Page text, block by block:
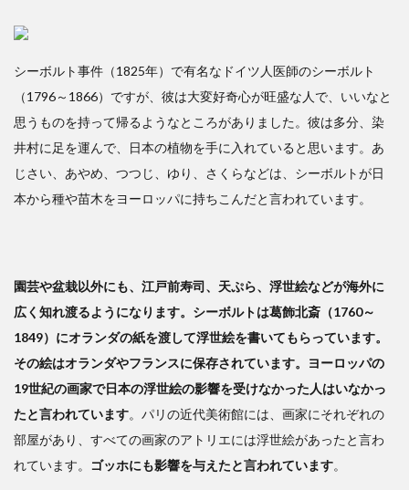
どの
成す
るか
面的
に考
シーボルト事件（1825年）で有名なドイツ人医師のシーボルト
（1796～1866）ですが、彼は大変好奇心が旺盛な人で、いいなと
思うものを持って帰るようなところがありました。彼は多分、染
井村に足を運んで、日本の植物を手に入れていると思います。あ
じさい、あやめ、つつじ、ゆり、さくらなどは、シーボルトが日
本から種や苗木をヨーロッパに持ちこんだと言われています。
園芸や盆栽以外にも、江戸前寿司、天ぷら、浮世絵などが海外に
広く知れ渡るようになります。シーボルトは葛飾北斎（1760～
1849）にオランダの紙を渡して浮世絵を書いてもらっています。
その絵はオランダやフランスに保存されています。ヨーロッパの
19世紀の画家で日本の浮世絵の影響を受けなかった人はいなかっ
たと言われています。パリの近代美術館には、画家にそれぞれの
部屋があり、すべての画家のアトリエには浮世絵があったと言わ
れています。
ゴッホにも影響を与えたと言われています。